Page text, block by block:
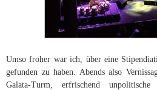
Umso froher war ich, über eine
gefunden zu haben. Abends also
Galata-Turm, erfrischend